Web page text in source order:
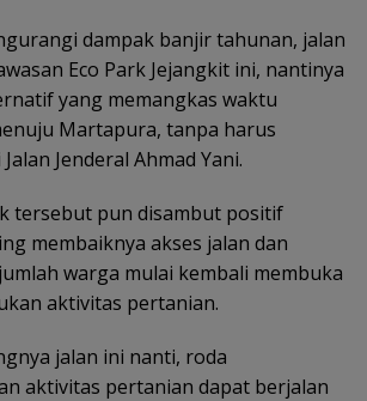
dampak banjir tahunan, jalan
Eco Park Jejangkit ini, nantinya
yang memangkas waktu
Martapura, tanpa harus
Jenderal Ahmad Yani.
tersebut pun disambut positif
membaiknya akses jalan dan
warga mulai kembali membuka
aktivitas pertanian.
jalan ini nanti, roda
aktivitas pertanian dapat berjalan